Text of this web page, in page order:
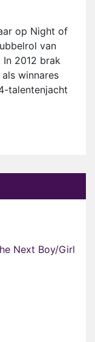
op Night of
van
2012 brak
winnares
talentenjacht
Next Boy/Girl